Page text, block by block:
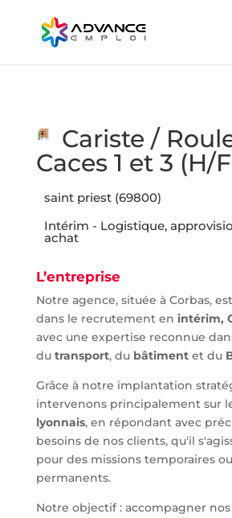
Cariste /
Caces 1 et 3 (H/
saint priest (69800)
Intérim - Logistique,
achat
L’entreprise
Notre agence, située à Corbas,
dans le recrutement en intérim,
avec une expertise reconnue
du transport, du bâtimentet du
Grâce à notre implantation
intervenons principalement sur
lyonnais, en répondant avec
besoins de nos clients, qu'il
pour des missions temporaires
permanents.
Notre objectif : accompagner